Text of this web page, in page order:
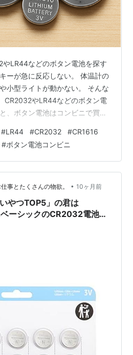
やLR44などのボタン電池を探す
ーが急に反応しない。 体温計の
小型ライトが動かない。 そんな
CR2032やLR44などのボタン電
、ボタン電池はコンビニで買え
載を確認できますが、店舗によ
があります。 私自身も2026年6
にあるローソンで、TOSHIBAの
297円で購入しました。 乾電池
用品棚にあり、C…
#LR44 #CR2032 #CR1616
#ボタン電池コンビニ
事とたくさんの物欲。 • 10ヶ月前
やつTOP5」の君は
ーシックのCR2032電池を